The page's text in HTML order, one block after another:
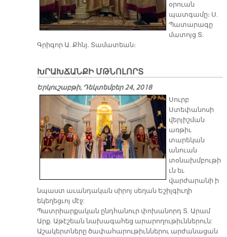
օրուան
պատգամը։ Ս.
Պատարագը
մատոյց Տ.
Գրիգոր Ա. Քհնյ. Տամատեան։
ԽՐԱԽՃԱՆՔԻ ՄԹՆՈԼՈՐՏ
Երկուշաբթի, Դեկտեմբեր 24, 2018
Սուրբ
Ստեփանոսի
վերյիշման
առթիւ
տարեկան
անուան
տօնախմբութի
ւն եւ
վարժարանի ի
նպաստ աւանդական սիրոյ սեղան Եշիլգիւղի
եկեղեցւոյ մէջ:
Պատրիարքական ընդհանուր փոխանորդ Տ. Արամ
Արք. Աթէշեան նախագահեց արարողութիւններուն:
Աշակերտները ծափահարութիւններու արժանացան